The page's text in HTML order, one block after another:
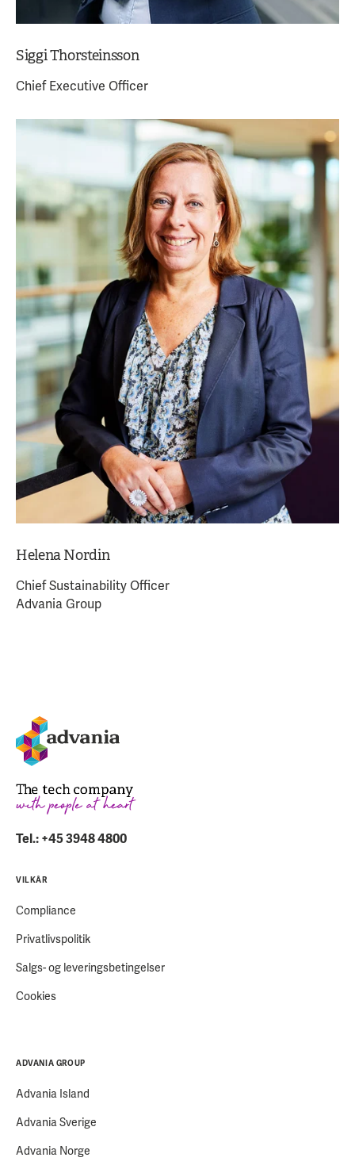
Siggi Thorsteinsson
Chief Executive Officer
Helena Nordin
Chief Sustainability Officer
Advania Group
Tel.: +45 3948 4800
VILKÅR
Compliance
Privatlivspolitik
Salgs- og leveringsbetingelser
Cookies
ADVANIA GROUP
Advania Island
Advania Sverige
Advania Norge